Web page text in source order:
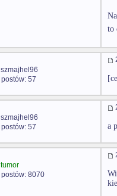
to
szmajhel96
postów: 57
szmajhel96
postów: 57
a
tumor
postów: 8070